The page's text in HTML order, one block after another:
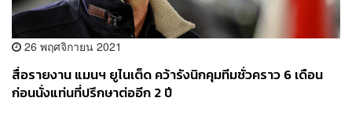
26 พฤศจิกายน 2021
สื่อรายงาน แมนฯ ยูไนเต็ด คว้ารังนิกคุมทีมชั่วคราว 6 เดือน
ก่อนนั่งแท่นที่ปรึกษาต่ออีก 2 ปี